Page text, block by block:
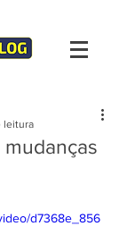
leitura
d7368e_856